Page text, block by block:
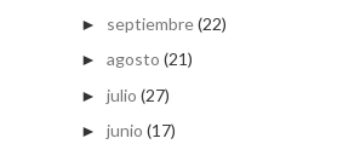
► septiembre(22)
► agosto (21)
► julio (27)
► junio (17)